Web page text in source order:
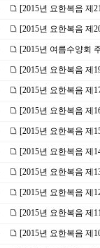
[2015년 요한복음 제
[2015년 요한복음 제
[2015년 여름수양회
[2015년 요한복음 제
[2015년 요한복음 제
[2015년 요한복음 제
[2015년 요한복음 제
[2015년 요한복음 제
[2015년 요한복음 제
[2015년 요한복음 제
[2015년 요한복음 제
[2015년 요한복음 제